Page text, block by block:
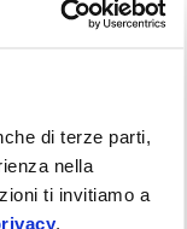
di terze parti,
nella
ti invitiamo a
.
DA